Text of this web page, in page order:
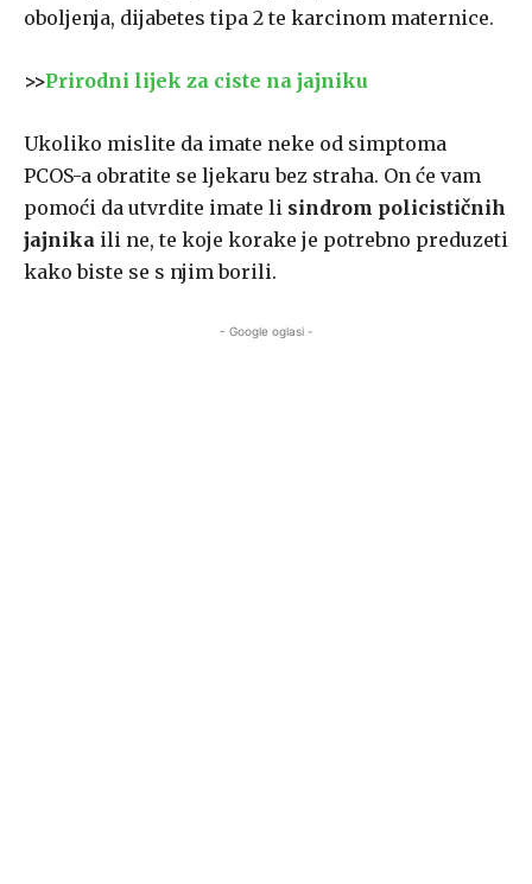
oboljenja, dijabetes tipa 2 te karcinom maternice.
>>Prirodni lijek za ciste na jajniku
Ukoliko mislite da imate neke od simptoma
PCOS-a obratite se ljekaru bez straha. On će vam
pomoći da utvrdite imate li sindrom policističnih
jajnika ili ne, te koje korake je potrebno preduzeti
kako biste se s njim borili.
- Google oglasi -